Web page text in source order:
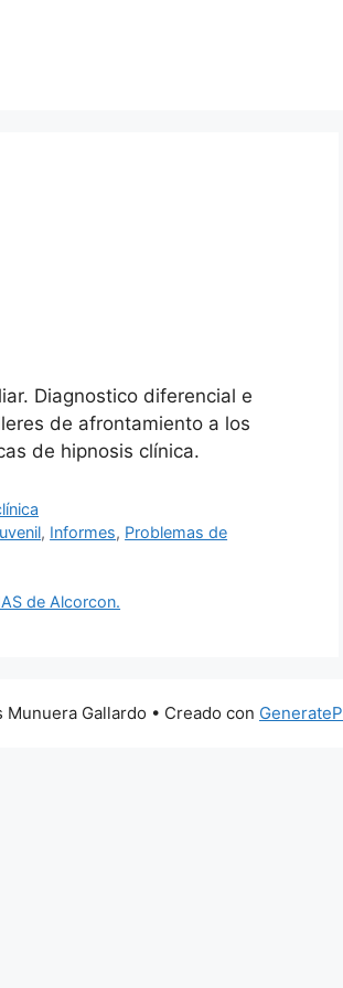
Diagnostico diferencial e
de afrontamiento a los
de hipnosis clínica.
, Informes, Problemas de
de Alcorcon.
Gallardo • Creado con